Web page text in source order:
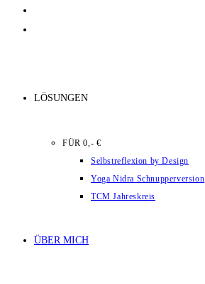
LÖSUNGEN
FÜR 0,- €
Selbstreflexion by Design
Yoga Nidra Schnupperversion
TCM Jahreskreis
ÜBER MICH